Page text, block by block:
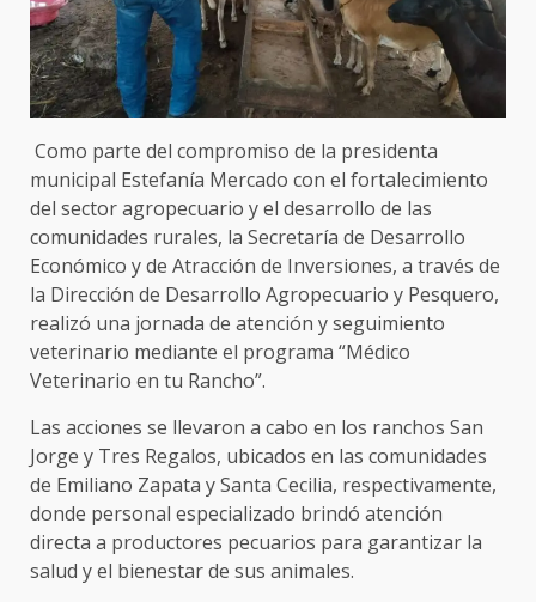
Como parte del compromiso de la presidenta
municipal Estefanía Mercado con el fortalecimiento
del sector agropecuario y el desarrollo de las
comunidades rurales, la Secretaría de Desarrollo
Económico y de Atracción de Inversiones, a través de
la Dirección de Desarrollo Agropecuario y Pesquero,
realizó una jornada de atención y seguimiento
veterinario mediante el programa “Médico
Veterinario en tu Rancho”.
Las acciones se llevaron a cabo en los ranchos San
Jorge y Tres Regalos, ubicados en las comunidades
de Emiliano Zapata y Santa Cecilia, respectivamente,
donde personal especializado brindó atención
directa a productores pecuarios para garantizar la
salud y el bienestar de sus animales.